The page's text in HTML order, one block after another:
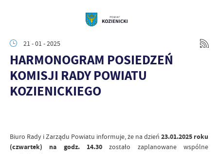
21 - 01 - 2025
HARMONOGRAM POSIEDZEŃ
KOMISJI RADY POWIATU
KOZIENICKIEGO
Biuro Rady i Zarządu Powiatu informuje, że na dzień 23.01.2025 roku
(czwartek) na godz. 14.30 zostało zaplanowane wspólne